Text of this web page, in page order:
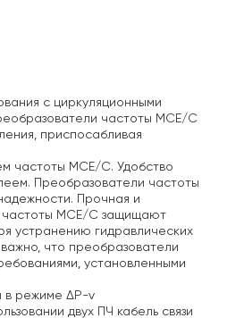
с циркуляционными
частоты MCE/C
приспосабливая
частоты MCE/C. Удобство
Преобразователи частоты
Прочная и
MCE/C защищают
устранению гидравлических
что преобразователи
установленными
в режиме ΔP-v
двух ПЧ кабель связи